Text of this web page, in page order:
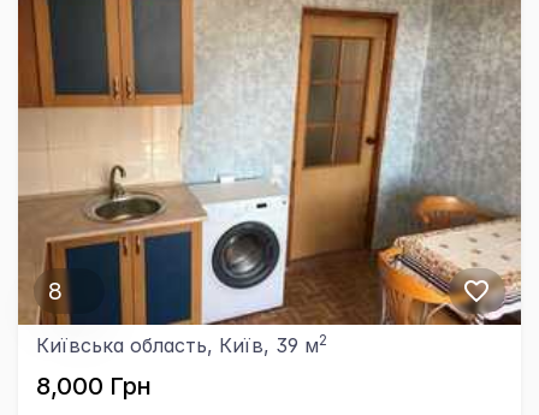
8
Київська область, Київ, 39 м2
8,000 Грн